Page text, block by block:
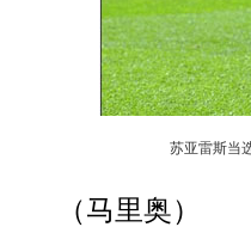
苏亚雷斯当
（马里奥）